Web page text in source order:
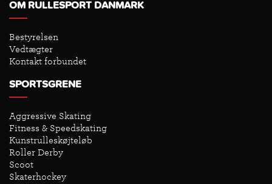
OM RULLESPORT DANMARK
Bestyrelsen
Vedtægter
Kontakt forbundet
SPORTSGRENE
Aggressive Skating
Fitness & Speedskating
Kunstrulleskøjteløb
Roller Derby
Scoot
Skaterhockey